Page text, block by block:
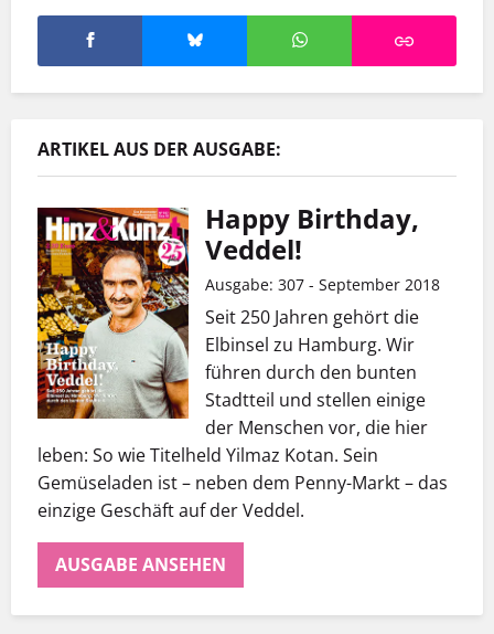
ARTIKEL AUS DER AUSGABE:
Happy Birthday,
Veddel!
Ausgabe: 307 - September 2018
Seit 250 Jahren gehört die
Elbinsel zu Hamburg. Wir
führen durch den bunten
Stadtteil und stellen einige
der Menschen vor, die hier
leben: So wie Titelheld Yilmaz Kotan. Sein
Gemüseladen ist – neben dem Penny-Markt – das
einzige Geschäft auf der Veddel.
AUSGABE ANSEHEN